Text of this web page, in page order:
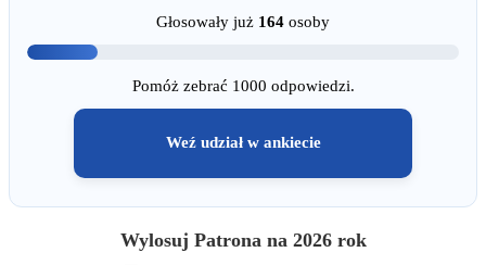
Głosowały już 164 osoby
Pomóż zebrać 1000 odpowiedzi.
Weź udział w ankiecie
Wylosuj Patrona na 2026 rok